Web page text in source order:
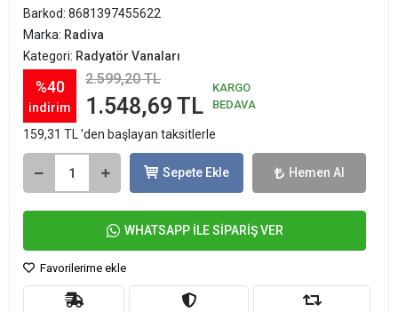
Barkod: 8681397455622
Marka: Radiva
Kategori: Radyatör Vanaları
%40
indirim
2.599,20 TL
1.548,69 TL
KARGO
BEDAVA
159,31 TL 'den başlayan taksitlerle
Sepete Ekle Hemen Al
WHATSAPP İLE SİPARİŞ VER
Favorilerime ekle